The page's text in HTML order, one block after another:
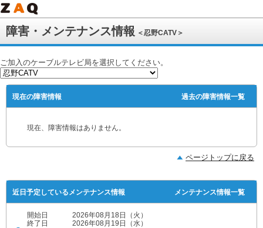
障害・メンテナンス情報 ＜忍野CATV＞
ご加入のケーブルテレビ局を選択してください。
過去の障害情報一覧
現在の障害情報
現在、障害情報はありません。
ページトップに戻る
メンテナンス情報一覧
近日予定しているメンテナンス情報
開始日
2026年08月18日（火）
終了日
2026年08月19日（水）